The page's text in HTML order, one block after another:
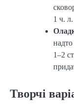
1 ч.
1–2
Творчі